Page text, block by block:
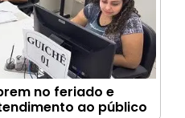
no feriado e
ao público